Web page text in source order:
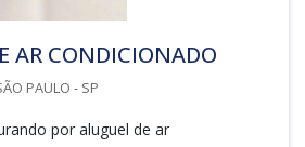
AR CONDICIONADO
PAULO - SP
por aluguel de ar